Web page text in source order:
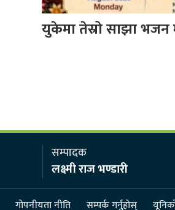
युकेमा तेस्रो साझा भजन
सम्पादक
लक्ष्मी राज भण्डारी
गोपनीयता नीति सम्पर्क गर्नुहोस्